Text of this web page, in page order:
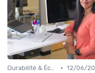
Durabilité & Écologie • 12/06/